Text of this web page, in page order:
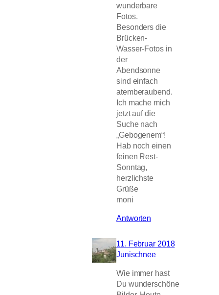
wunderbare
Fotos.
Besonders die
Brücken-
Wasser-Fotos in
der
Abendsonne
sind einfach
atemberaubend.
Ich mache mich
jetzt auf die
Suche nach
„Gebogenem“!
Hab noch einen
feinen Rest-
Sonntag,
herzlichste
Grüße
moni
Antworten
11. Februar 2018
Junischnee
Wie immer hast
Du wunderschöne